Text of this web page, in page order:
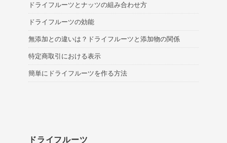
ドライフルーツとナッツの組み合わせ方
ドライフルーツの効能
無添加との違いは？ドライフルーツと添加物の関係
特定商取引における表示
簡単にドライフルーツを作る方法
ドライフルーツ